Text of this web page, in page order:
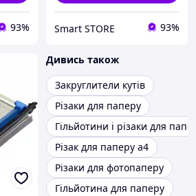
93% Smart STORE 93%
Дивись також
Закруглители кутів
Різаки для паперу
Гільйотини і різаки для
Різак для паперу а4
Різаки для фотопаперу
Гільйотина для паперу